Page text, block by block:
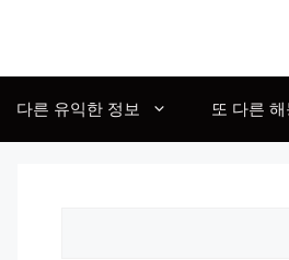
다른 유익한 정보 또 다른 해